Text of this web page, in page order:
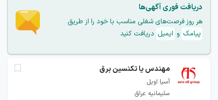
دریافت فوری آگهی‌ها
هر روز فرصت‌های شغلی مناسب با خود را از طریق
پیامک و ایمیل دریافت کنید
مهندس یا تکنسین برق
آسیا اویل
سلیمانیه عراق